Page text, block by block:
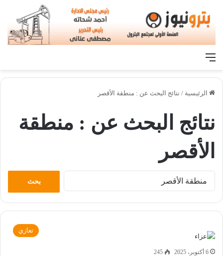
القائمة
الرئيسية / نتائج البحث عن : منطقة الأقصر
نتائج البحث عن : منطقة
الأقصر
تعازي
6 أكتوبر، 2025 245